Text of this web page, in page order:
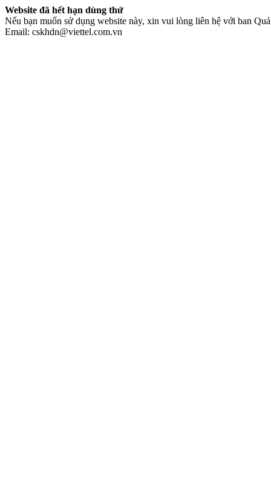
Website đã hết hạn dùng thử
Nếu bạn muốn sử dụng website này, xin vui lòng liên hệ với ban
Email: cskhdn@viettel.com.vn